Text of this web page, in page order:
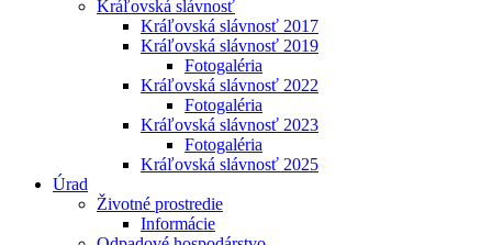
Kráľovská slávnosť
Kráľovská slávnosť 2017
Kráľovská slávnosť 2019
Fotogaléria
Kráľovská slávnosť 2022
Fotogaléria
Kráľovská slávnosť 2023
Fotogaléria
Kráľovská slávnosť 2025
Úrad
Životné prostredie
Informácie